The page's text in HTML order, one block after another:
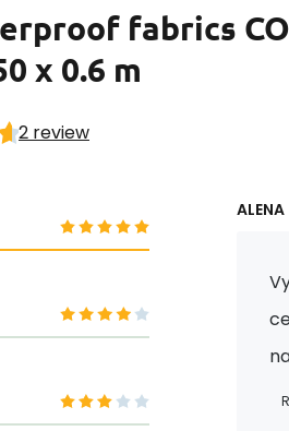
fabrics
x 0.6 m
2 review
ALENA